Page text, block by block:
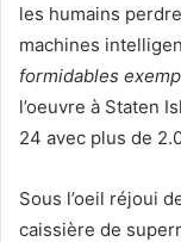
les humains
machines
formidables
l’oeuvre à Staten
24 avec plus de
Sous l’oeil réjoui
caissière de